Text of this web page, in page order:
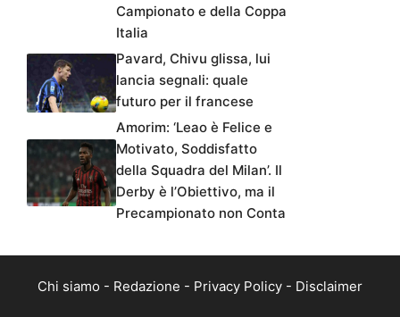
Campionato e della Coppa
Italia
Pavard, Chivu glissa, lui
lancia segnali: quale
futuro per il francese
Amorim: ‘Leao è Felice e
Motivato, Soddisfatto
della Squadra del Milan’. Il
Derby è l’Obiettivo, ma il
Precampionato non Conta
Chi siamo - Redazione - Privacy Policy - Disclaimer